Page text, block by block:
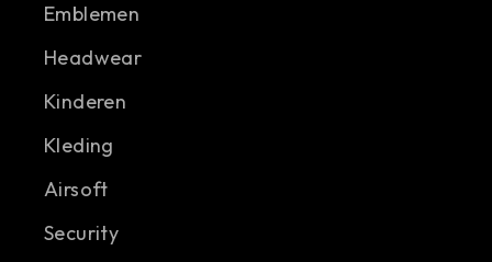
Emblemen
Headwear
Kinderen
Kleding
Airsoft
Security